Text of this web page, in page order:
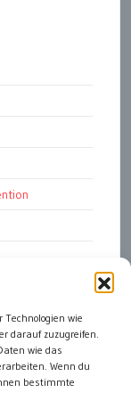
wie
darauf zuzugreifen.
wie das
Wenn du
bestimmte